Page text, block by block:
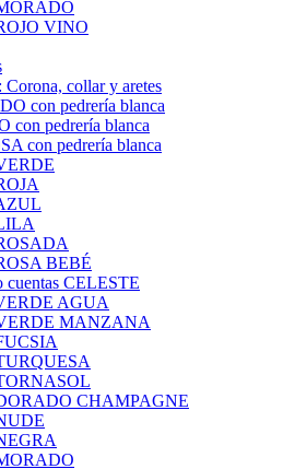
VINO
Corona, collar y aretes
con pedrería blanca
con pedrería blanca
con pedrería blanca
BEBÉ
cuentas CELESTE
AGUA
MANZANA
CHAMPAGNE